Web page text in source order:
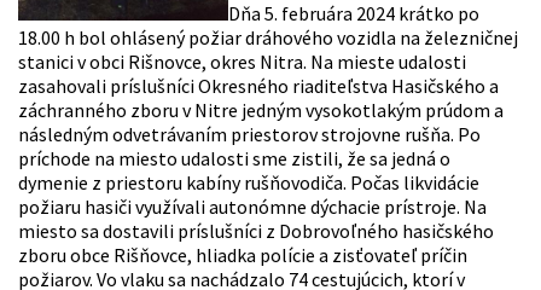
Dňa 5. februára 2024 krátko po
18.00 h bol ohlásený požiar dráhového vozidla na železničnej
stanici v obci Rišnovce, okres Nitra. Na mieste udalosti
zasahovali príslušníci Okresného riaditeľstva Hasičského a
záchranného zboru v Nitre jedným vysokotlakým prúdom a
následným odvetrávaním priestorov strojovne rušňa. Po
príchode na miesto udalosti sme zistili, že sa jedná o
dymenie z priestoru kabíny rušňovodiča. Počas likvidácie
požiaru hasiči využívali autonómne dýchacie prístroje. Na
miesto sa dostavili príslušníci z Dobrovoľného hasičského
zboru obce Rišňovce, hliadka polície a zisťovateľ príčin
požiarov. Vo vlaku sa nachádzalo 74 cestujúcich, ktorí v